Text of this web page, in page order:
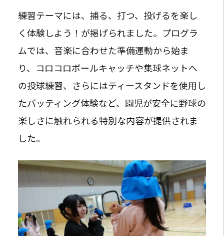
練習テーマには、捕る、打つ、投げるを楽し
く体験しよう！が掲げられました。プログラ
ムでは、音楽に合わせた準備運動から始ま
り、コロコロボールキャッチや集球ネットへ
の投球練習、さらにはティースタンドを使用し
たバッティング体験など、園児が安全に野球の
楽しさに触れられる特別な内容が提供されま
した。